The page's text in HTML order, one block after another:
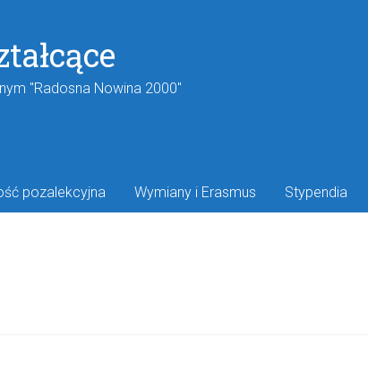
"Radosna Nowina 2000"
pozalekcyjna Wymiany i Erasmus Stypendia